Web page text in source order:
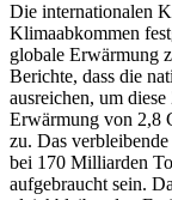
Die internationalen
Klimaabkommen
globale Erwärmung
Berichte, dass die
ausreichen, um
Erwärmung von 2,8
zu. Das
bei 170 Milliarden
aufgebraucht sein.